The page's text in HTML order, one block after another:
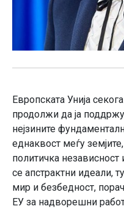
Европската Унија
продолжи да ја
нејзините
еднаквост меѓу
политичка
се апстрактни идеали,
мир и безбедност,
ЕУ за надворешни